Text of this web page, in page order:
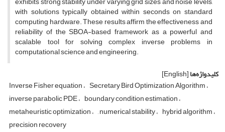
with solutions typically obtained within seconds on standard
computing hardware. These results affirm the effectiveness and
reliability of the SBOA-based framework as a powerful and
scalable tool for solving complex inverse problems in
computational science and engineering.
کلیدواژه‌ها[English]
Inverse Fisher equation Secretary Bird Optimization Algorithm
inverse parabolic PDE boundary condition estimation
metaheuristic optimization , numerical stability hybrid algorithm
precision recovery